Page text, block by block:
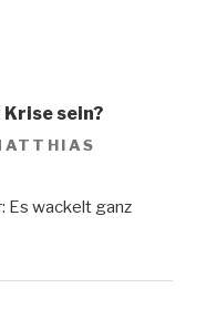
sein?
Es wackelt ganz